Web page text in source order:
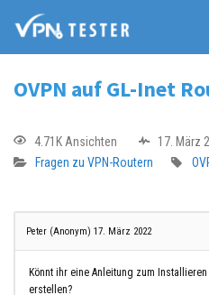
OVPN auf GL-Inet
4.71K Ansichten
17. März
Fragen zu VPN-Routern
Peter (Anonym) 17. März 2022
Könnt ihr eine Anleitung zum
erstellen?